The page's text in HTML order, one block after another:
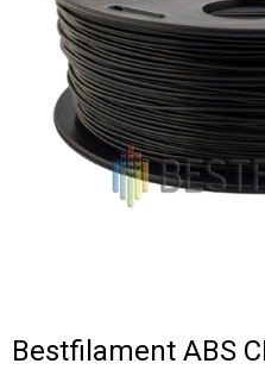
REC
Стандартные фотополимеры
Биосовместимые
Инженерные материалы для
Фотополимеры для
Медицинские материалы
Bestfilament ABS